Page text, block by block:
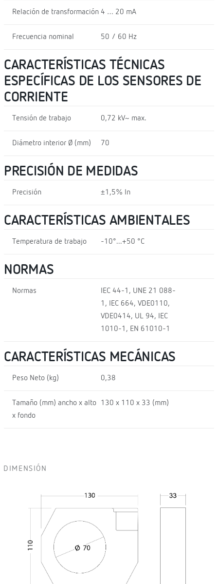
Relación de transformación 4 … 20 mA
Frecuencia nominal 50 / 60 Hz
CARACTERÍSTICAS TÉCNICAS
ESPECÍFICAS DE LOS SENSORES DE
CORRIENTE
Tensión de trabajo 0,72 kV~ max.
Diámetro interior Ø (mm) 70
PRECISIÓN DE MEDIDAS
Precisión ±1,5% In
CARACTERÍSTICAS AMBIENTALES
Temperatura de trabajo -10°...+50 °C
NORMAS
Normas
IEC 44-1, UNE 21 088-
1, IEC 664, VDE0110,
VDE0414, UL 94, IEC
1010-1, EN 61010-1
CARACTERÍSTICAS MECÁNICAS
Peso Neto (kg) 0,38
Tamaño (mm) ancho x alto
x fondo
130 x 110 x 33 (mm)
DIMENSIÓN